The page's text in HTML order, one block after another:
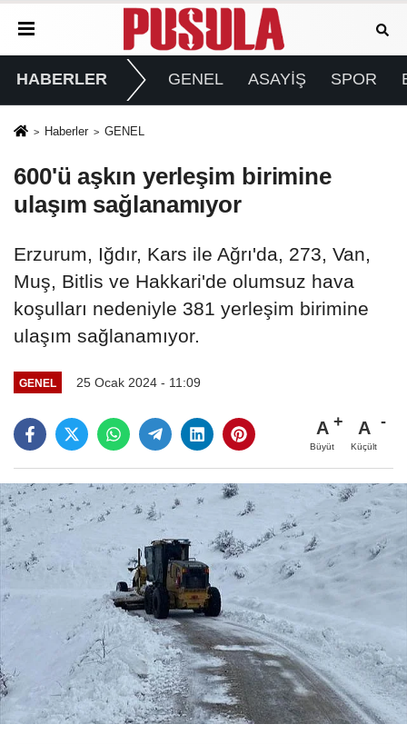
HABERLER GENEL ASAYİŞ SPOR
Haberler GENEL
600'ü aşkın yerleşim birimine
ulaşım sağlanamıyor
Erzurum, Iğdır, Kars ile Ağrı'da, 273, Van,
Muş, Bitlis ve Hakkari'de olumsuz hava
koşulları nedeniyle 381 yerleşim birimine
ulaşım sağlanamıyor.
GENEL 25 Ocak 2024 - 11:09
A
Büyüt
A
Küçült